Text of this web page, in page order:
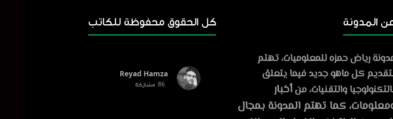
المدونة
رياض حمزه للمعلوميات، تهتم
كل ماهو جديد فيما يتعلق
والتقنيات، منأخبار
كما تهتم المدونة بمجال
كل الحقوق محفوظة للكاتب
Reyad Hamza
86 مشاركة
Reyad Hamza
86 مشاركة
مراجعة ElevenLabs : أفضل أداة تحويل النص إلى
صوت بالذكاء الاصطناعي في 2026
2026-05-06